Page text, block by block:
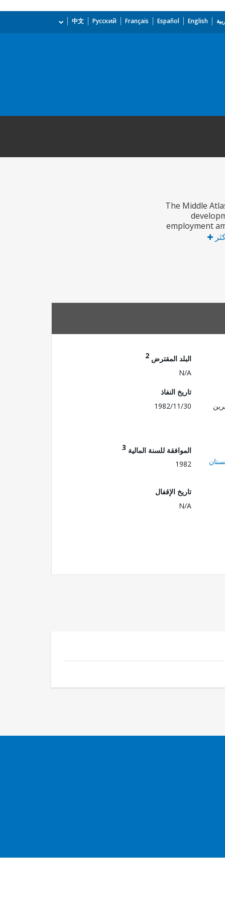
English
Español
Français
Русский
中文
The Middle
employment
البلد المقترض 2
N/A
تاريخ النفاذ
1982/11/30
الموافقة للسنة المالية 3
1982
تاريخ الإقفال
N/A